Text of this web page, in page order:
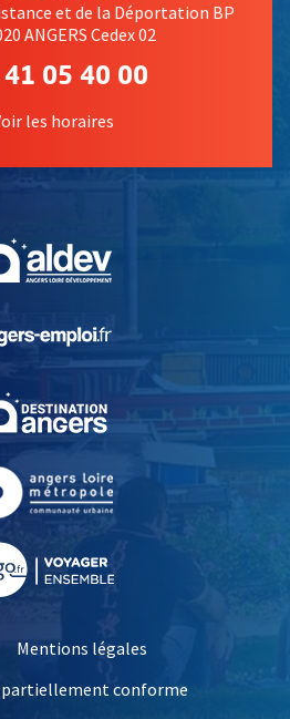
et de la Déportation BP
ANGERS Cedex 02
41 05 40 00
les horaires
, Ouvre une nouvelle
, Ouvre une nouvelle
Mentions légales
partiellement conforme